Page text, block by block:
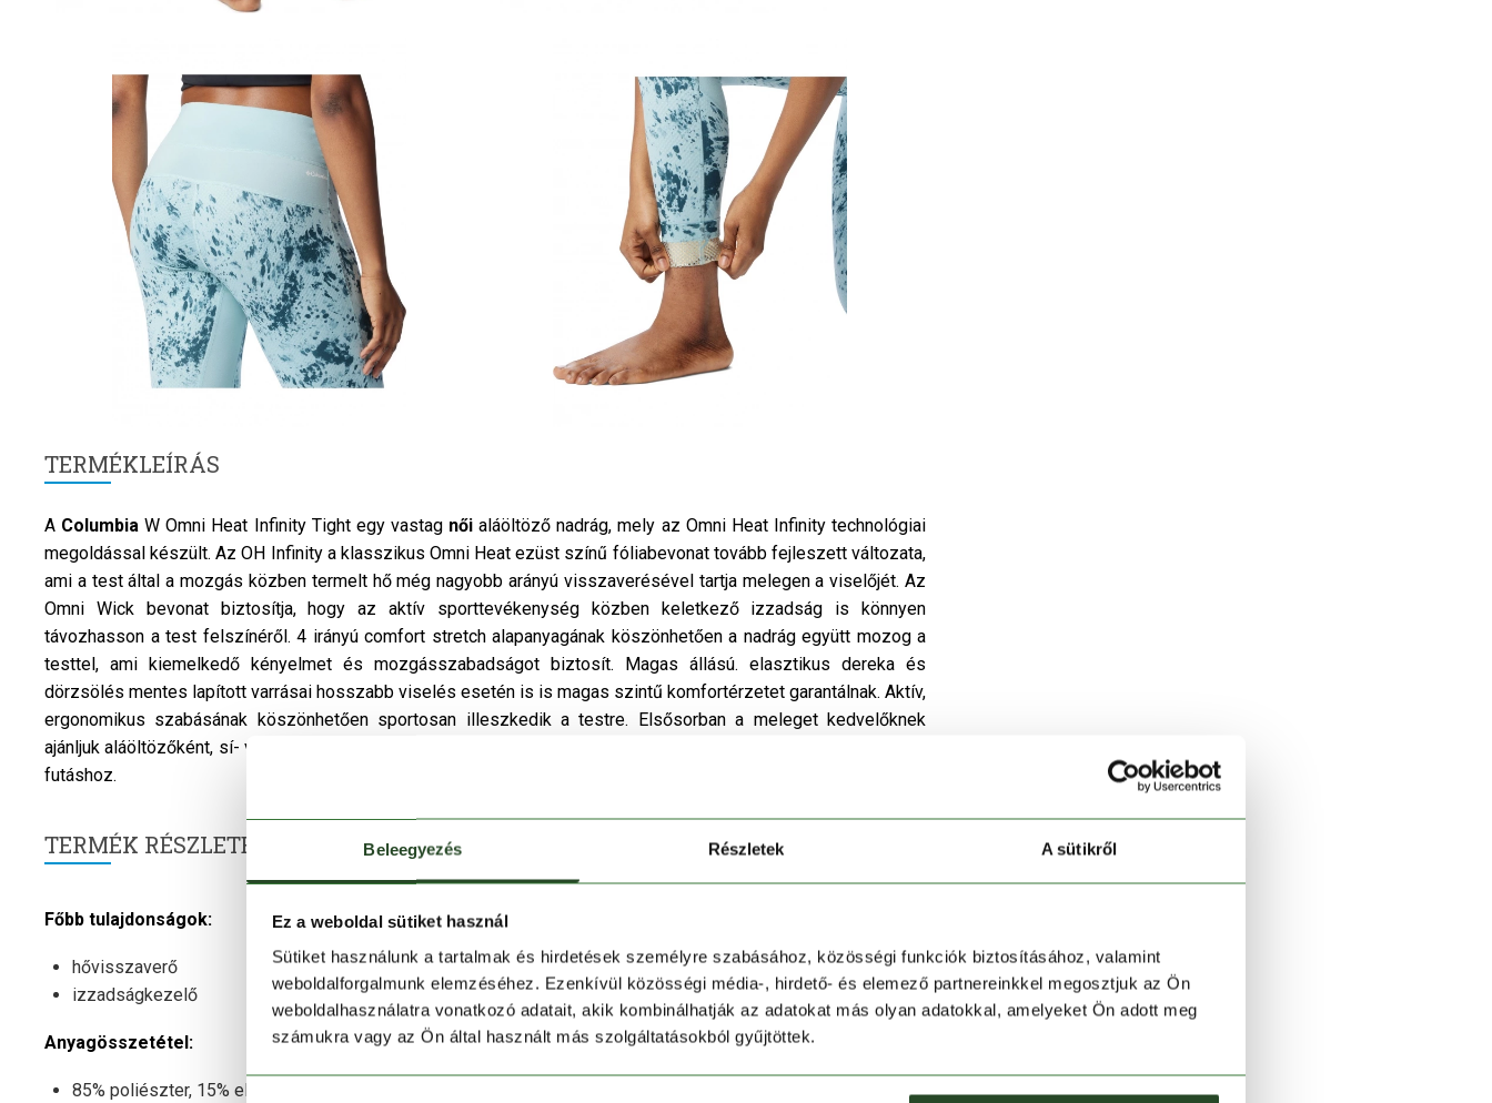
Beleegyezés Részletek A sütikről
Ez a weboldal sütiket használ
Sütiket használunk a tartalmak és hirdetések személyre szabásához, közösségi funkciók biztosításához, valamint
weboldalforgalmunk elemzéséhez. Ezenkívül közösségi média-, hirdető- és elemező partnereinkkel megosztjuk az Ön
weboldalhasználatra vonatkozó adatait, akik kombinálhatják az adatokat más olyan adatokkal, amelyeket Ön adott meg
számukra vagy az Ön által használt más szolgáltatásokból gyűjtöttek.
TERMÉKLEÍRÁS
A ColumbiaW Omni Heat Infinity Tight egy vastag nőialáöltöző nadrág, mely az Omni Heat Infinity technológiai
megoldással készült. Az OH Infinity a klasszikus Omni Heat ezüst színű fóliabevonat tovább fejleszett változata,
ami a test által a mozgás közben termelt hő még nagyobb arányú visszaverésével tartja melegen a viselőjét. Az
Omni Wick bevonat biztosítja, hogy az aktív sporttevékenység közben keletkező izzadság is könnyen
távozhasson a test felszínéről. 4 irányú comfort stretch alapanyagának köszönhetően a nadrág együtt mozog a
testtel, ami kiemelkedő kényelmet és mozgásszabadságot biztosít. Magas állású. elasztikus dereka és
dörzsölés mentes lapított varrásai hosszabb viselés esetén is is magas szintű komfortérzetet garantálnak. Aktív,
ergonomikus szabásának köszönhetően sportosan illeszkedik a testre. Elsősorban a meleget kedvelőknek
ajánljuk aláöltözőként, sí- vagy túraruházat alsó rétegeként, de viselhető önmagában is biciklizéshez, evezéshez,
futáshoz.
TERMÉK RÉSZLETEK
Főbb tulajdonságok:
hővisszaverő
izzadságkezelő
Anyagösszetétel:
85% poliészter, 15% elasztán.